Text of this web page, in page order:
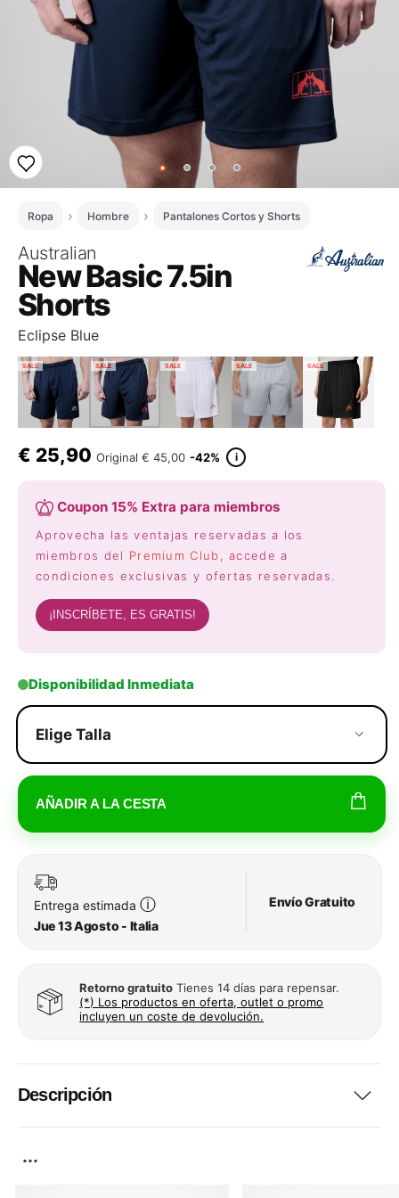
Ropa Hombre Pantalones Cortos y Shorts
Australian
New Basic 7.5in
Shorts
Eclipse Blue
SALE SALE SALE SALE SALE
€ 25,90 Original € 45,00 -42% i
Coupon 15% Extra para miembros
Aprovecha las ventajas reservadas a los
miembros del Premium Club, accede a
condiciones exclusivas y ofertas reservadas.
¡INSCRÍBETE, ES GRATIS!
Disponibilidad Inmediata
Elige Talla
AÑADIR A LA CESTA
Entrega estimada ⓘ
Jue 13 Agosto - Italia
Envío Gratuito
Retorno gratuito Tienes 14 días para repensar.
(*) Los productos en oferta, outlet o promo
incluyen un coste de devolución.
Descripción
...